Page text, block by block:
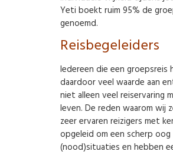
Yeti boekt ruim 95% de
genoemd.
Reisbegeleiders
Iedereen die een
daardoor veel waarde aan
niet alleen veel reiservaring
leven. De reden waarom wij
zeer ervaren reizigers met
opgeleid om een scherp
(nood)situaties en hebben